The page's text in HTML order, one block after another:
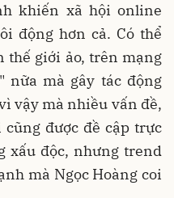
khiến xã hội online
động hơn cả. Có thể
giới ảo, trên mạng
nữa mà gây tác động
vậy mà nhiều vấn đề,
được đề cập trực
xấu độc, nhưng trend
mà Ngọc Hoàng coi